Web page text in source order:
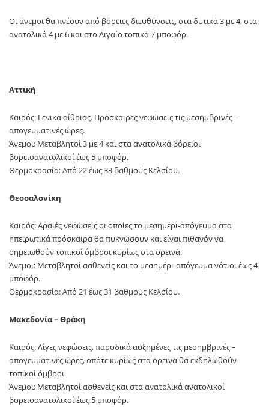
Οι άνεμοι θα πνέουν από βόρειες διευθύνσεις, στα δυτικά 3 με 4, στα
ανατολικά 4 με 6 και στο Αιγαίο τοπικά 7 μποφόρ.
Αττική
Καιρός: Γενικά αίθριος. Πρόσκαιρες νεφώσεις τις μεσημβρινές –
απογευματινές ώρες.
Άνεμοι: Μεταβλητοί 3 με 4 και στα ανατολικά βόρειοι
βορειοανατολικοί έως 5 μποφόρ.
Θερμοκρασία: Από 22 έως 33 βαθμούς Κελσίου.
Θεσσαλονίκη
Καιρός: Αραιές νεφώσεις οι οποίες το μεσημέρι-απόγευμα στα
ηπειρωτικά πρόσκαιρα θα πυκνώσουν και είναι πιθανόν να
σημειωθούν τοπικοί όμβροι κυρίως στα ορεινά.
Άνεμοι: Μεταβλητοί ασθενείς και το μεσημέρι-απόγευμα νότιοι έως 4
μποφόρ.
Θερμοκρασία: Από 21 έως 31 βαθμούς Κελσίου.
Μακεδονία – Θράκη
Καιρός: Λίγες νεφώσεις, παροδικά αυξημένες τις μεσημβρινές –
απογευματινές ώρες, οπότε κυρίως στα ορεινά θα εκδηλωθούν
τοπικοί όμβροι.
Άνεμοι: Mεταβλητοί ασθενείς και στα ανατολικά ανατολικοί
βορειοανατολικοί έως 5 μποφόρ.